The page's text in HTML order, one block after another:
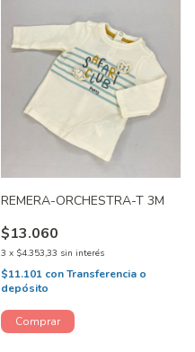
REMERA-ORCHESTRA-T 3M
$13.060
3 x $4.353,33 sin interés
$11.101 conTransferencia o
depósito